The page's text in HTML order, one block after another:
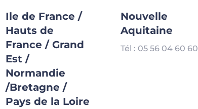
Ile de France /
Hauts de
France / Grand
Est /
Normandie
/Bretagne /
Pays de la Loire
Nouvelle
Aquitaine
Tél : 05 56 04 60 60